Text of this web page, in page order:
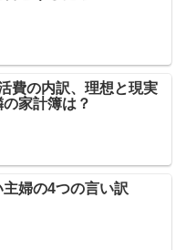
費の内訳、理想と現実
の家計簿は？
婦の4つの言い訳